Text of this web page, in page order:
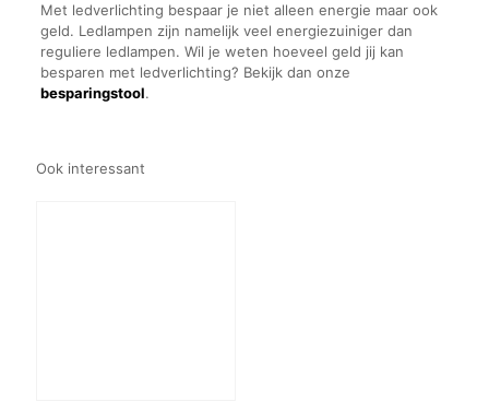
Met ledverlichting bespaar je niet alleen energie maar ook
geld. Ledlampen zijn namelijk veel energiezuiniger dan
reguliere ledlampen. Wil je weten hoeveel geld jij kan
besparen met ledverlichting? Bekijk dan onze
besparingstool.
Ook interessant